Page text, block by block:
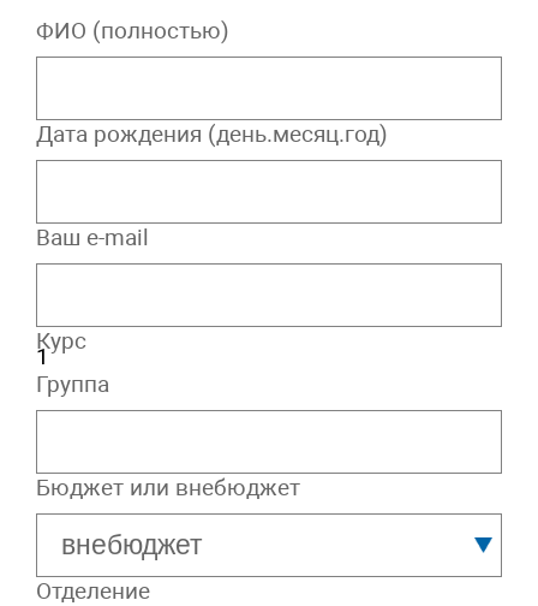
ФИО (полностью)
Дата рождения (день.месяц.год)
Ваш e-mail
Курс
Группа
Бюджет или внебюджет
Отделение